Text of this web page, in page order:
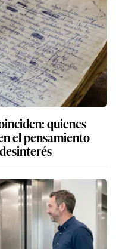
quienes
el pensamiento